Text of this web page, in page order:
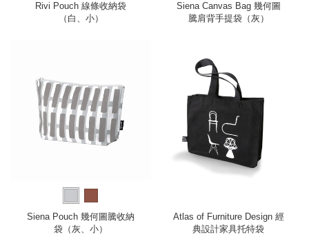
Rivi Pouch 線條收納袋
（白、小）
Siena Canvas Bag 幾何圖
騰肩背手提袋（灰）
Siena Pouch 幾何圖騰收納
袋（灰、小）
Atlas of Furniture Design 經
典設計家具托特袋